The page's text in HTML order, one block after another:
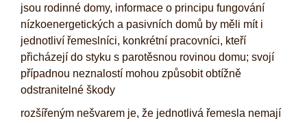
jsou rodinné domy, informace o principu fungování
nízkoenergetických a pasivních domů by měli mít i
jednotliví řemeslníci, konkrétní pracovníci, kteří
přicházejí do styku s parotěsnou rovinou domu; svojí
případnou neznalostí mohou způsobit obtížně
odstranitelné škody
rozšířeným nešvarem je, že jednotlivá řemesla nemají